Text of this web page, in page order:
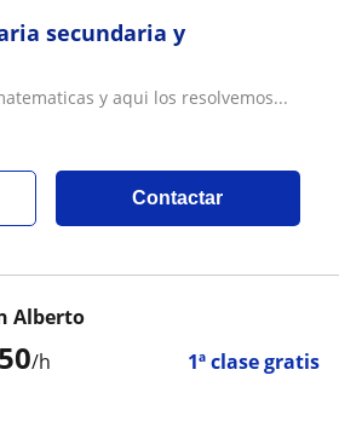
secundaria y
y aqui los resolvemos...
Contactar
/h 1ª clase gratis
Alberto